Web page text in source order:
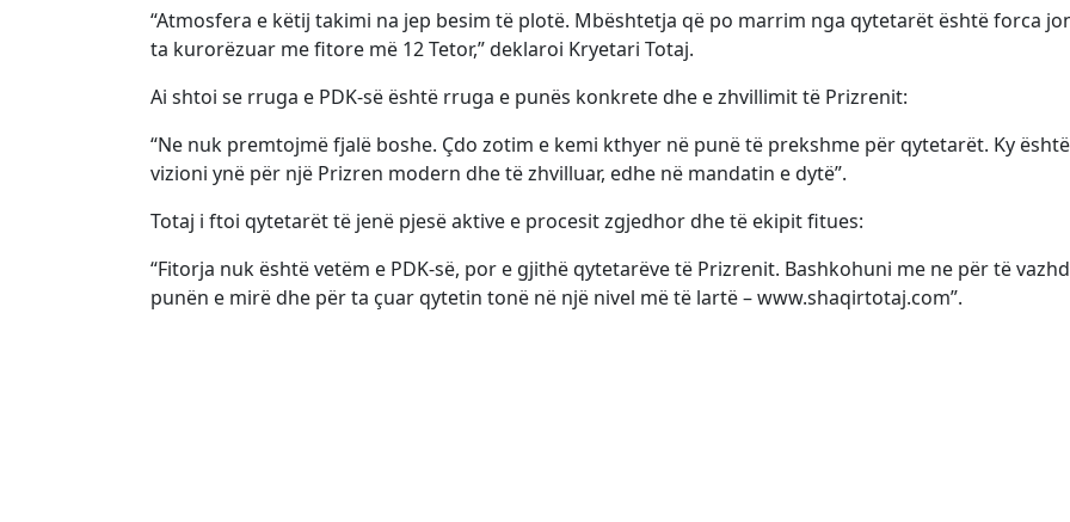
“Atmosfera e këtij takimi na jep besim të plotë. Mbështetja që po marrim nga qytetarët është forca
ta kurorëzuar me fitore më 12 Tetor,” deklaroi Kryetari Totaj.
Ai shtoi se rruga e PDK-së është rruga e punës konkrete dhe e zhvillimit të Prizrenit:
“Ne nuk premtojmë fjalë boshe. Çdo zotim e kemi kthyer në punë të prekshme për qytetarët. Ky është
vizioni ynë për një Prizren modern dhe të zhvilluar, edhe në mandatin e dytë”.
Totaj i ftoi qytetarët të jenë pjesë aktive e procesit zgjedhor dhe të ekipit fitues:
“Fitorja nuk është vetëm e PDK-së, por e gjithë qytetarëve të Prizrenit. Bashkohuni me ne për të
punën e mirë dhe për ta çuar qytetin tonë në një nivel më të lartë – www.shaqirtotaj.com”.